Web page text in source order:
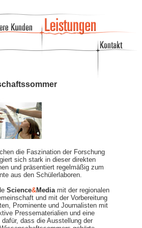
die Faszination der Forschung
sich stark in dieser direkten
und präsentiert regelmäßig zum
aus den Schülerlaboren.
Science&Mediamit der regionalen
und mit der Vorbereitung
Prominente und Journalisten mit
Pressematerialien und eine
dass die Ausstellung der